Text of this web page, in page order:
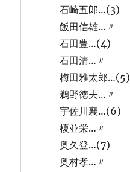
石崎五郎…(3)
飯田信雄…〃
石田豊…(4)
石田清…〃
梅田雅太郎…(5)
鵜野徳夫…〃
宇佐川襄…(6)
榎並栄…〃
奥久登…(7)
奥村孝…〃